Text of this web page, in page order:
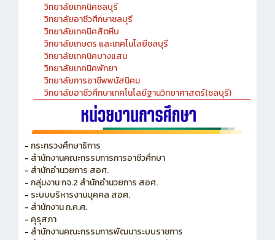
วิทยาลัยเทคนิคชลบุรี
วิทยาลัยอาชีวศึกษาชลบุรี
วิทยาลัยเทคนิคสัตหีบ
วิทยาลัยเกษตร และเทคโนโลยีชลบุรี
วิทยาลัยเทคนิคบางแสน
วิทยาลัยเทคนิคพัทยา
วิทยาลัยการอาชีพพนัสนิคม
วิทยาลัยอาชีวศึกษาเทคโนโลยีฐานวิทยาศาสตร์(ชลบุรี)
-กระทรวงศึกษาธิการ
- สำนักงานคณะกรรมการการอาชีวศึกษา
- สำนักอำนวยการ สอศ.
-กลุ่มงาน กจ.2 สำนักอำนวยการ สอศ.
- ระบบบริหารงานบุคคล สอศ.
- สำนักงาน ก.ค.ศ.
- คุรุสภา
- สำนักงานคณะกรรมการพัฒนาระบบราชการ